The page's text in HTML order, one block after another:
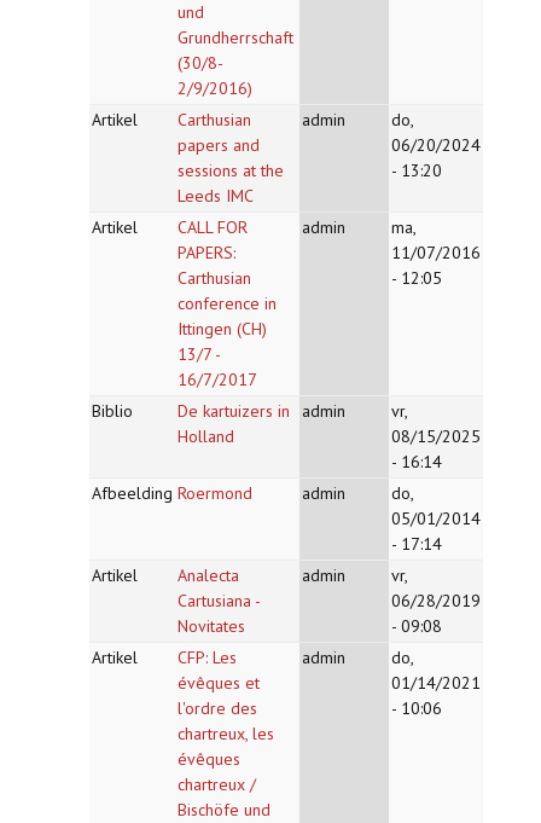
und
Grundherrschaft
(30/8-
2/9/2016)
Artikel
Carthusian
papers and
sessions at the
Leeds IMC
admin
do,
06/20/2024
- 13:20
Artikel
CALL FOR
PAPERS:
Carthusian
conference in
Ittingen (CH)
13/7 -
16/7/2017
admin
ma,
11/07/2016
- 12:05
Biblio
De kartuizers in
Holland
admin
vr,
08/15/2025
- 16:14
Afbeelding Roermond admin
do,
05/01/2014
- 17:14
Artikel
Analecta
Cartusiana -
Novitates
admin
vr,
06/28/2019
- 09:08
Artikel
CFP: Les
évêques et
l'ordre des
chartreux, les
évêques
chartreux /
Bischöfe und
admin
do,
01/14/2021
- 10:06